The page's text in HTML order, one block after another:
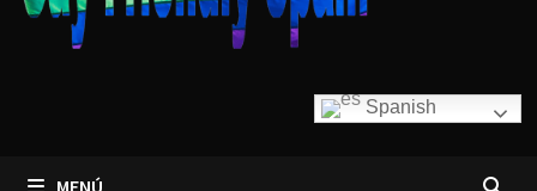
Spanish
MENÚ